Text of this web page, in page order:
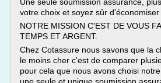
votre choix et soyez sûr
NOTRE MISSION C'EST DE VOUS
TEMPS ET ARGENT.
Chez Cotassure nous savons que la
le moins cher c'est de comparer
pour cela que nous avons choisi